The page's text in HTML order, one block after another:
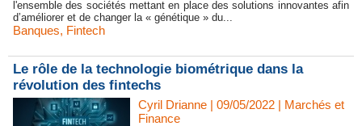
l'ensemble des sociétés mettant en place des solutions innovantes afin
d’améliorer et de changer la « génétique » du...
Banques, Fintech
Le rôle de la technologie biométrique dans la
révolution des fintechs
Cyril Drianne | 09/05/2022 | Marchés et
Finance